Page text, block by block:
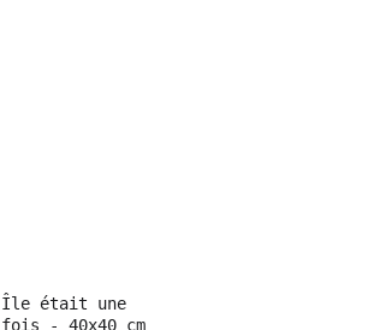
Île était une
fois - 40x40 cm